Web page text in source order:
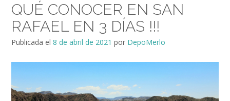
QUÉ CONOCER EN SAN
RAFAEL EN 3 DÍAS !!!
Publicada el 8 de abril de 2021 por DepoMerlo